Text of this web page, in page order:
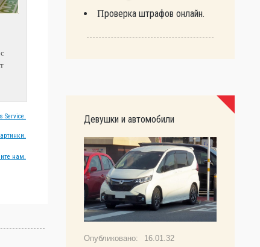
Service.
нам.
Проверка штрафов онлайн.
Девушки и автомобили
16.01.32